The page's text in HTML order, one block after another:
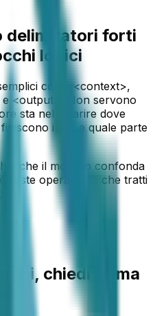
delimitatori forti
logici
come <context>,
<output>. Non servono
sta nel chiarire dove
i dati e quale parte
che il modello confonda
operative o che tratti
chiedi prima